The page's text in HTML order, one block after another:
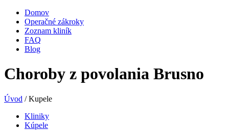
Domov
Operačné zákroky
Zoznam kliník
FAQ
Blog
Choroby z povolania Brusno
Úvod /Kupele
Kliniky
Kúpele